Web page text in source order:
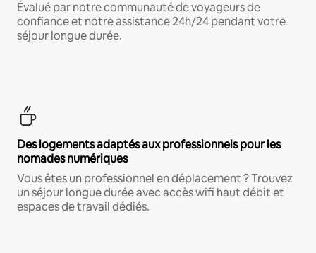
Évalué par notre communauté de voyageurs de
confiance et notre assistance 24h/24 pendant votre
séjour longue durée.
Des logements adaptés aux professionnels pour les
nomades numériques
Vous êtes un professionnel en déplacement ? Trouvez
un séjour longue durée avec accès wifi haut débit et
espaces de travail dédiés.